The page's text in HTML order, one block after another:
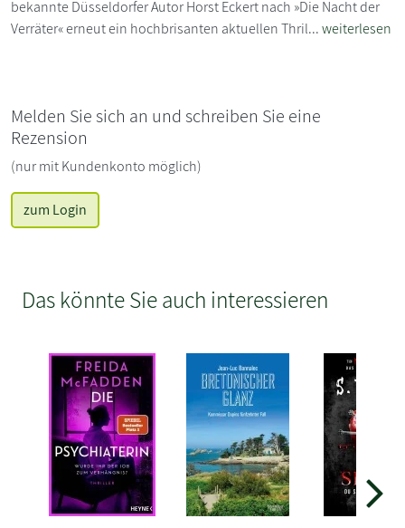
bekannte Düsseldorfer Autor Horst Eckert nach »Die Nacht der
Verräter« erneut ein hochbrisanten aktuellen Thril...weiterlesen
Melden Sie sich an und schreiben Sie eine
Rezension
(nur mit Kundenkonto möglich)
zum Login
Das könnte Sie auch interessieren